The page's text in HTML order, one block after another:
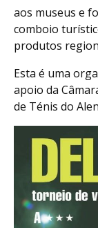
aos museus e
comboio
produtos
Esta é uma
apoio da
de Ténis do